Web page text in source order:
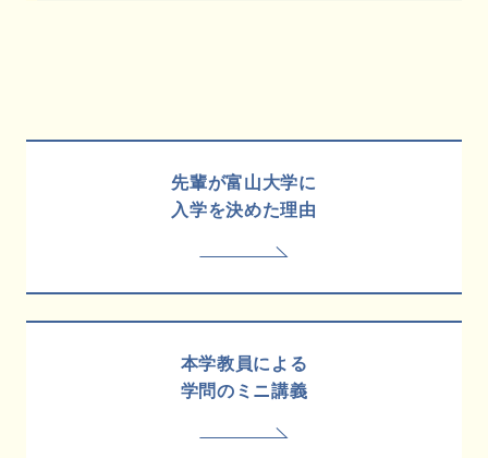
先輩が富山大学に
入学を決めた理由
本学教員による
学問のミニ講義